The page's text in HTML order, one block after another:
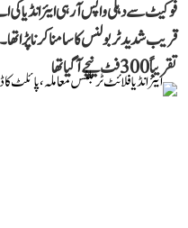
قریب شدید ٹربولنس کا سامنا کرنا پڑا
تقریباً 300 فٹ نیچے آ گیا تھا